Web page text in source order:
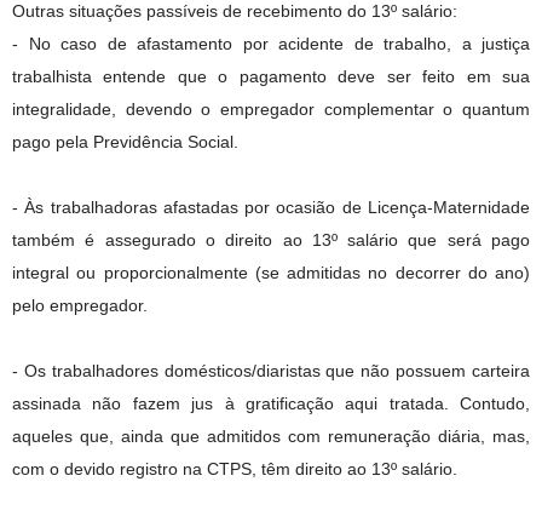
Outras situações passíveis de recebimento do 13º salário:
- No caso de afastamento por acidente de trabalho, a justiça
trabalhista entende que o pagamento deve ser feito em sua
integralidade, devendo o empregador complementar o quantum
pago pela Previdência Social.
- Às trabalhadoras afastadas por ocasião de Licença-Maternidade
também é assegurado o direito ao 13º salário que será pago
integral ou proporcionalmente (se admitidas no decorrer do ano)
pelo empregador.
- Os trabalhadores domésticos/diaristas que não possuem carteira
assinada não fazem jus à gratificação aqui tratada. Contudo,
aqueles que, ainda que admitidos com remuneração diária, mas,
com o devido registro na CTPS, têm direito ao 13º salário.